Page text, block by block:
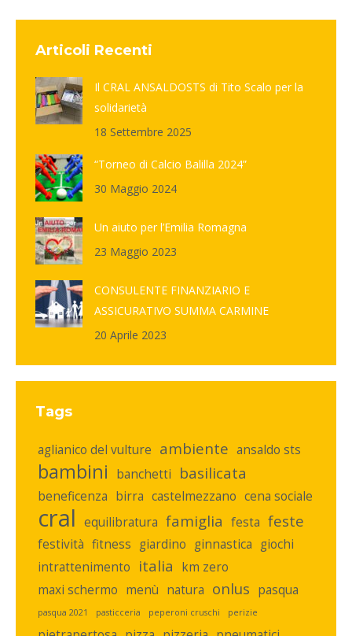
Articoli Recenti
Il CRAL ANSALDOSTS di Tito Scalo per la
solidarietà
18 Settembre 2025
“Torneo di Calcio Balilla 2024”
30 Maggio 2024
Un aiuto per l’Emilia Romagna
23 Maggio 2023
CONSULENTE FINANZIARIO E
ASSICURATIVO SUMMA CARMINE
20 Aprile 2023
Tags
aglianico del vulture ambiente ansaldo sts
bambini banchetti basilicata
beneficenza birra castelmezzano cena sociale
cral equilibratura famiglia festa feste
festività fitness giardino ginnastica giochi
intrattenimento italia km zero
maxi schermo menù natura onlus pasqua
pasqua 2021 pasticceria peperoni cruschi perizie